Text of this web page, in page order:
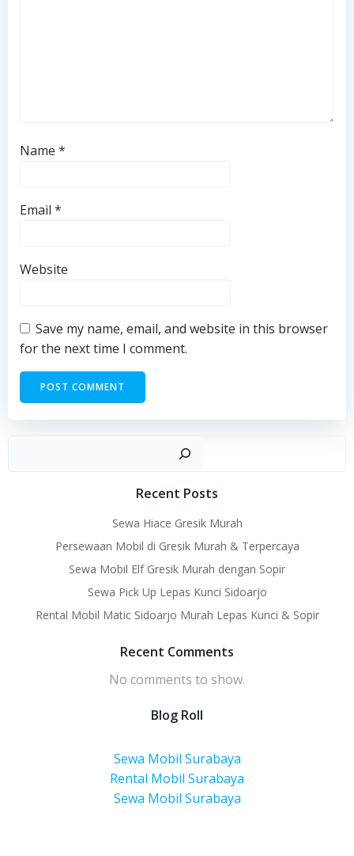
Name *
Email *
Website
Save my name, email, and website in this browser
for the next time I comment.
Recent Posts
Sewa Hiace Gresik Murah
Persewaan Mobil di Gresik Murah & Terpercaya
Sewa Mobil Elf Gresik Murah dengan Sopir
Sewa Pick Up Lepas Kunci Sidoarjo
Rental Mobil Matic Sidoarjo Murah Lepas Kunci & Sopir
Recent Comments
No comments to show.
Blog Roll
Sewa Mobil Surabaya
Rental Mobil Surabaya
Sewa Mobil Surabaya